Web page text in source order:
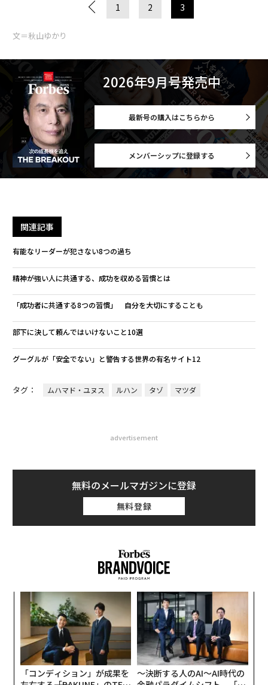
1 2 3
文＝秋山ゆかり
2026年9月号発売中
最新号の購入はこちらから
メンバーシップに登録する
関連記事
有能なリーダーが犯さない8つの過ち
精神が強い人に共通する、成功を収める習慣とは
「成功者に共通する8つの習慣」 自分を大切にすることも
部下に決して頼んではいけないこと10選
グーグルが「安全でない」と警告する世界の有名サイト12
タグ： ムハマド・ユヌス ルハン タゾ マツダ
advertisement
無料のメールマガジンに登録
無料登録
「コンディション」が成果を
〜決断する人のAI〜AI時代の